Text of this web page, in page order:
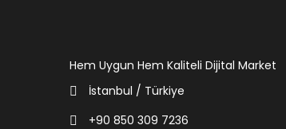
Hem Uygun Hem Kaliteli Dijital Market
İstanbul / Türkiye
+90 850 309 7236